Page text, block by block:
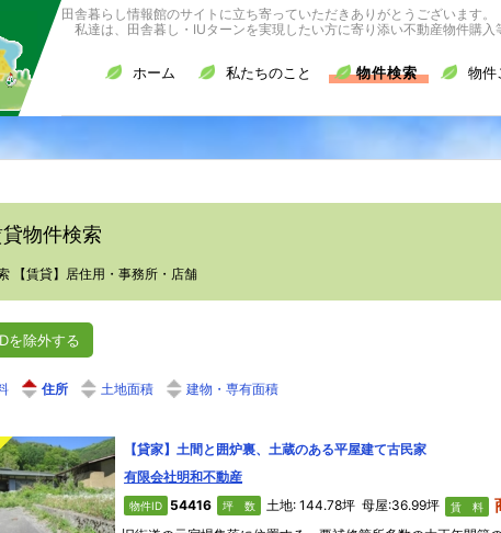
田舎暮らし情報館のサイトに立ち寄っていただきありがとうございます
私達は、田舎暮し・IUターンを実現したい方に寄り添い不動産物件購入
ホーム 私たちのこと 物件検索 物件
貸物件検索
【賃貸】居住用・事務所・店舗
を除外する
住所 土地面積 建物・専有面積
【貸家】土間と囲炉裏、土蔵のある平屋建て古民家
有限会社明和不動産
物件ID 54416 坪 数 土地: 144.78坪 母屋:36.99坪 賃 料